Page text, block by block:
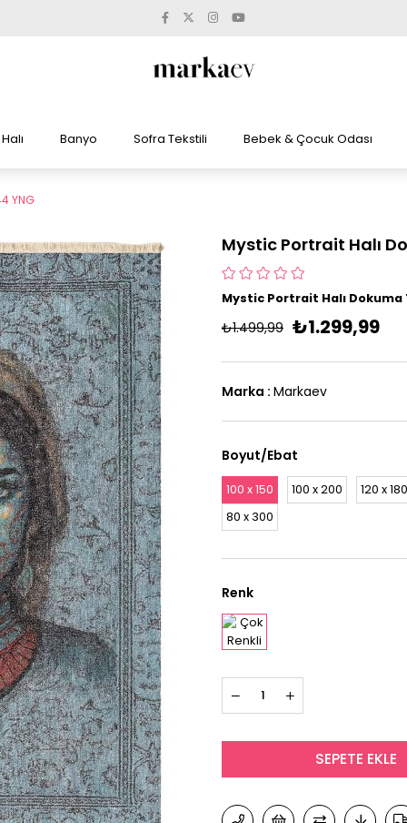
Halı Banyo Sofra Tekstili Bebek & Çocuk Odası
YNG
Mystic Portrait Halı
Mystic Portrait Halı Dokuma
₺1.499,99 ₺1.299,99
Marka : Markaev
Boyut/Ebat
100 x 150 100 x 200 120 x 180
80 x 300
Renk